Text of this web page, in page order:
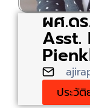
ผศ.ด
Asst.
ประวั